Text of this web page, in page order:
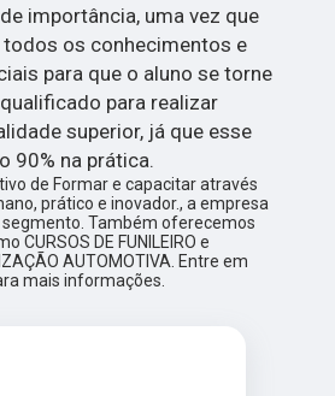
importância, uma vez que
os conhecimentos e
para que o aluno se torne
para realizar
superior, já que esse
90% na prática.
de Formar e capacitar através
prático e inovador., a empresa
Também oferecemos
CURSOS DE FUNILEIRO e
AUTOMOTIVA. Entre em
mais informações.